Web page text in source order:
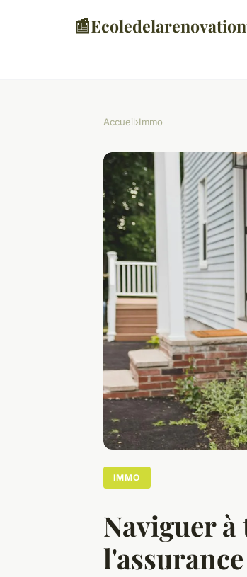
📰
Accueil›Immo
IMMO
Naviguer